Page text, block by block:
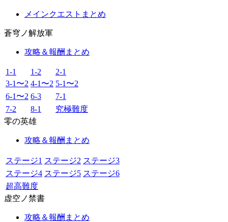
メインクエストまとめ
蒼穹ノ解放軍
攻略＆報酬まとめ
1-1 1-2
2-1
3-1〜2 4-1〜2 5-1〜2
6-1〜2 6-3
7-1
7-2
8-1
究極難度
零の英雄
攻略＆報酬まとめ
ステージ1 ステージ2 ステージ3
ステージ4 ステージ5 ステージ6
超高難度
虚空ノ禁書
攻略＆報酬まとめ